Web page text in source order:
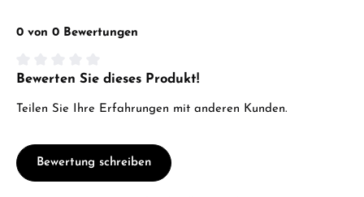
0 von 0 Bewertungen
Durchschnittliche Bewertung von 0 von 5 Sternen
Bewerten Sie dieses Produkt!
Teilen Sie Ihre Erfahrungen mit anderen Kunden.
Bewertung schreiben